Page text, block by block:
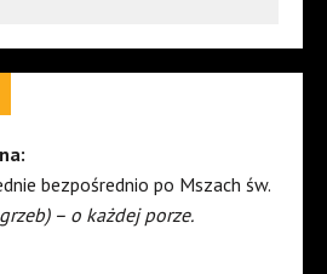
bezpośrednio po Mszach św.
– o każdej porze.